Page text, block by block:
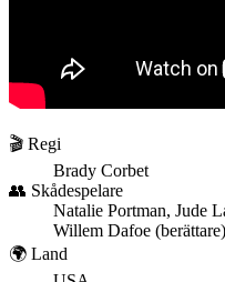
🎬 Regi
Brady Corbet
👥 Skådespelare
Natalie Portman, Jude
Willem Dafoe (berättare)
🌍 Land